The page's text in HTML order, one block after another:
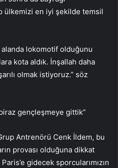
ülkemizi en iyi şekilde temsil
lokomotif olduğunu
kota aldık. İnşallah daha
olmak istiyoruz.” söz
gençleşmeye gittik”
Antrenörü Cenk İldem, bu
provası olduğuna dikkat
gidecek sporcularımızın